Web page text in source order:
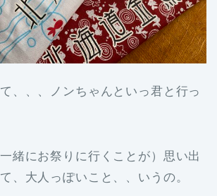
、、、ノンちゃんといっ君と行っ
緒にお祭りに行くことが）思い出
、大人っぽいこと、、いうの。